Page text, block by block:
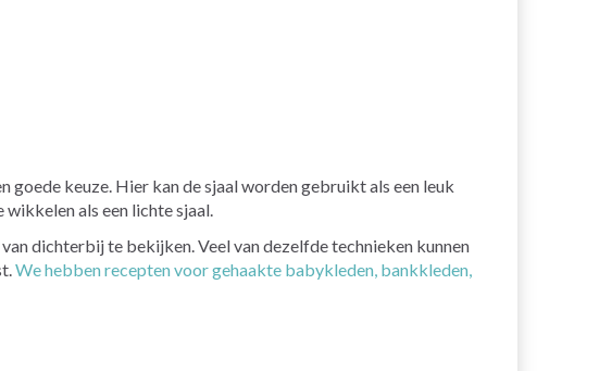
goede keuze. Hier kan de sjaal worden gebruikt als een leuk
als een lichte sjaal.
dichterbij te bekijken. Veel van dezelfde technieken kunnen
We hebben recepten voor gehaakte babykleden, bankkleden,